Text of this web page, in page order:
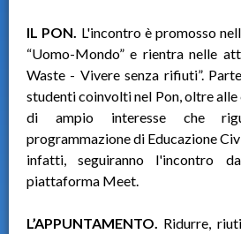
IL PON. L'incontro è promosso
“Uomo-Mondo” e rientra nelle
Waste - Vivere senza rifiuti”.
studenti coinvolti nel Pon, oltre alle
di ampio interesse che
programmazione di Educazione
infatti, seguiranno l'incontro
piattaforma Meet.
L’APPUNTAMENTO. Ridurre,